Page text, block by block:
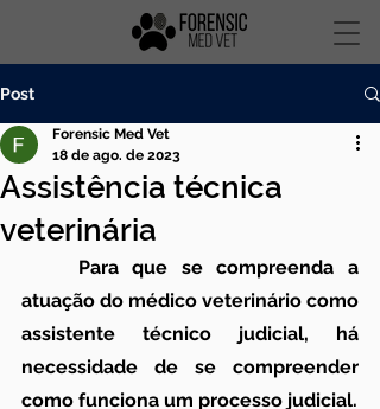
Post
Assistência técnica
veterinária
Forensic Med Vet
18 de ago. de 2023
atuação do médico veterinário como
assistente técnico judicial, há
necessidade de se compreender
como funciona um processo judicial.